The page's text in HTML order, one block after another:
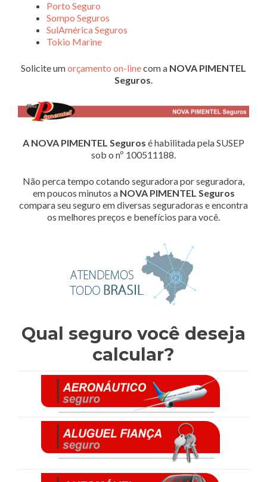
Porto Seguro
Sompo Seguros
SulAmérica Seguros
Tokio Marine
Solicite umorçamento on-linecom a NOVA PIMENTEL
Seguros.
A NOVA PIMENTEL Seguros é habilitada pela SUSEP
sob o nº 100511188.
Não perca tempo cotando seguradora por seguradora,
em poucos minutos a NOVA PIMENTEL Seguros
compara seu seguro em diversas seguradoras e encontra
os melhores preços e benefícios para você.
Qual seguro você deseja
calcular?